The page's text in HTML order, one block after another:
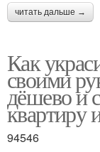
читать дальше →
Как
своими
дёшево и
квартиру
94546